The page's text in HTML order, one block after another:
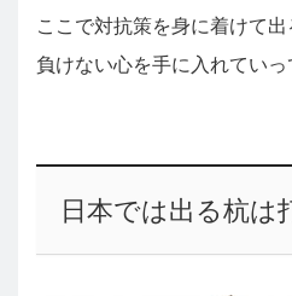
ここで対抗策を身に着けて
負けない心を手に入れていっ
日本では出る杭は